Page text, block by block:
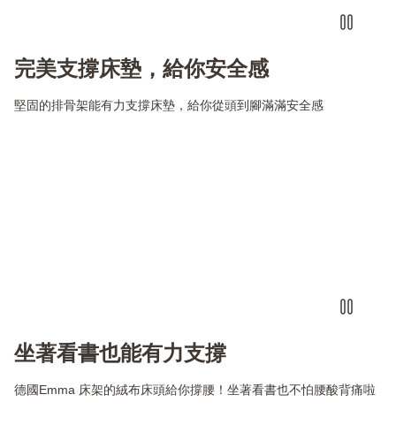
完美支撐床墊，給你安全感
堅固的排骨架能有力支撐床墊，給你從頭到腳滿滿安全感
坐著看書也能有力支撐
德國Emma 床架的絨布床頭給你撐腰！坐著看書也不怕腰酸背痛啦